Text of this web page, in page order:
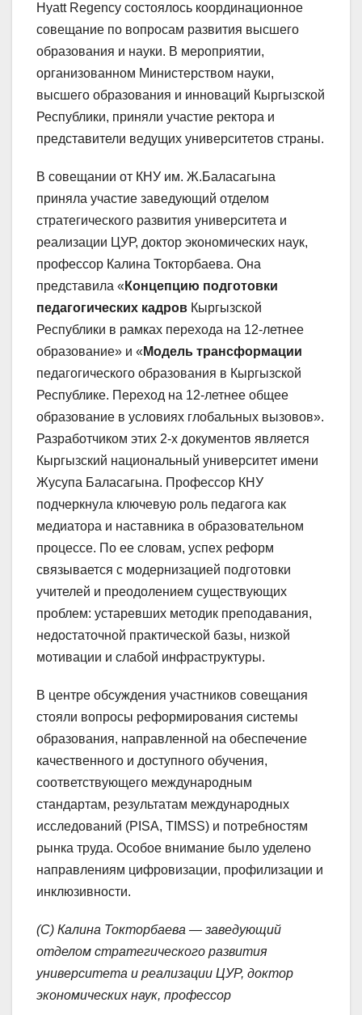
Hyatt Regency состоялось координационное
совещание по вопросам развития высшего
образования и науки. В мероприятии,
организованном Министерством науки,
высшего образования и инноваций Кыргызской
Республики, приняли участие ректора и
представители ведущих университетов страны.
В совещании от КНУ им. Ж.Баласагына
приняла участие заведующий отделом
стратегического развития университета и
реализации ЦУР, доктор экономических наук,
профессор Калина Токторбаева. Она
представила « Концепцию подготовки
педагогических кадров Кыргызской
Республики в рамках перехода на 12-летнее
образование» и « Модель трансформации
педагогического образования в Кыргызской
Республике. Переход на 12-летнее общее
образование в условиях глобальных вызовов».
Разработчиком этих 2-х документов является
Кыргызский национальный университет имени
Жусупа Баласагына. Профессор КНУ
подчеркнула ключевую роль педагога как
медиатора и наставника в образовательном
процессе. По ее словам, успех реформ
связывается с модернизацией подготовки
учителей и преодолением существующих
проблем: устаревших методик преподавания,
недостаточной практической базы, низкой
мотивации и слабой инфраструктуры.
В центре обсуждения участников совещания
стояли вопросы реформирования системы
образования, направленной на обеспечение
качественного и доступного обучения,
соответствующего международным
стандартам, результатам международных
исследований (PISA, TIMSS) и потребностям
рынка труда. Особое внимание было уделено
направлениям цифровизации, профилизации и
инклюзивности.
(С) Калина Токторбаева — заведующий
отделом стратегического развития
университета и реализации ЦУР, доктор
экономических наук, профессор